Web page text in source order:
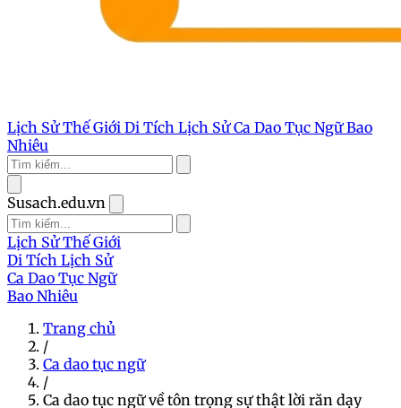
Lịch Sử Thế Giới Di Tích Lịch SửCa Dao Tục NgữBao
Nhiêu
Susach.edu.vn
Lịch Sử Thế Giới
Di Tích Lịch Sử
Ca Dao Tục Ngữ
Bao Nhiêu
Trang chủ
/
Ca dao tục ngữ
/
Ca dao tục ngữ về tôn trọng sự thật lời răn dạy